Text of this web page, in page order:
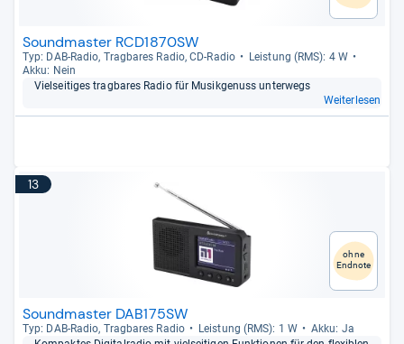
Soundmaster RCD1870SW
Typ: DAB-​Radio, Trag­ba­res Radio, CD-​Radio
Leis­tung (RMS): 4 W
Akku: Nein
Viel­sei­ti­ges trag­ba­res Radio für Musik­ge­nuss unter­wegs
Weiterlesen
13
ohne
Endnote
Soundmaster DAB175SW
Typ: DAB-​Radio, Trag­ba­res Radio Leis­tung (RMS): 1 W
Akku: Ja